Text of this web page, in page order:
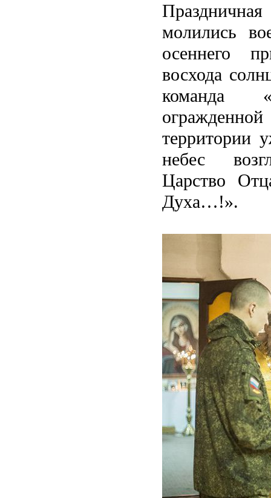
молились
осеннего
восхода
команда
территории
небес
Царство
Духа…!».